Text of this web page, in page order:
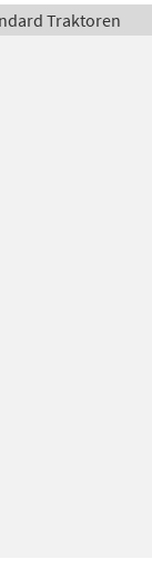
Traktoren